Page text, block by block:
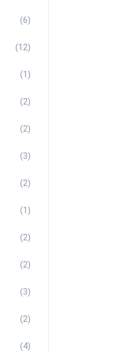
(6)
(12)
(1)
(2)
(2)
(3)
(2)
(1)
(2)
(2)
(3)
(2)
(4)